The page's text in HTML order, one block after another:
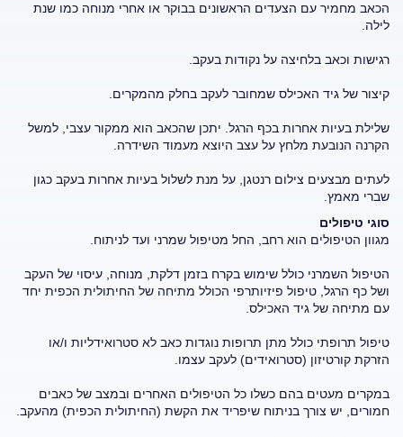
הכאב מחמיר עם הצעדים הראשונים בבוקר או אחרי מנוחה כמו שנת
לילה.
רגישות וכאב בלחיצה על נקודות בעקב.
קיצור של גיד האכילס שמחובר לעקב בחלק מהמקרים.
שלילת בעיות אחרות בכף הרגל. יתכן שהכאב הוא ממקור עצבי, למשל
הקרנה הנובעת מלחץ על עצב היוצא מעמוד השידרה.
לעתים מבצעים צילום רנטגן, על מנת לשלול בעיות אחרות בעקב כגון
שברי מאמץ.
סוגי טיפולים
מגוון הטיפולים הוא רחב, החל מטיפול שמרני ועד לניתוח.
הטיפול השמרני כולל שימוש בקרח בזמן דלקת, מנוחה, עיסוי של העקב
ושל כף הרגל, טיפול פיזיותרפי הכולל מתיחה של החיתולית הכפית יחד
עם מתיחה של גיד האכילס.
טיפול תרופתי כולל מתן תרופות נוגדות כאב לא סטרואידליות ו/או
הזרקת קורטיזון (סטרואידים) לעקב עצמו.
במקרים מעטים בהם כשלו כל הטיפולים האחרים ובמצב של כאבים
חמורים, יש צורך בניתוח שיפריד את הקשת (החיתולית הכפית) מהעקב.